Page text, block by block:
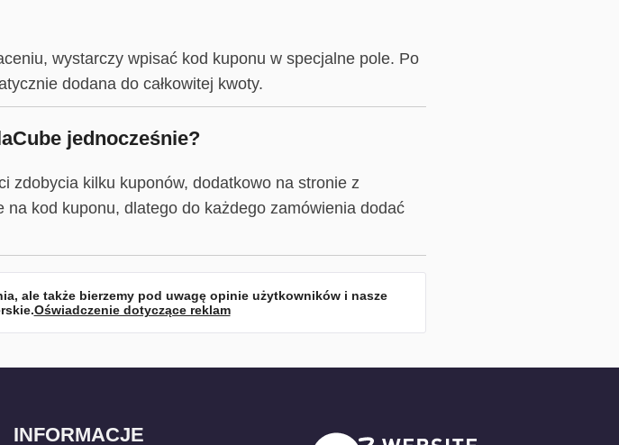
wystarczy wpisać kod kuponu w specjalne pole. Po
dodana do całkowitej kwoty.
jednocześnie?
zdobycia kilku kuponów, dodatkowo na stronie z
kod kuponu, dlatego do każdego zamówienia dodać
ale także bierzemy pod uwagę opinie użytkowników i nasze
Oświadczenie dotyczące reklam
INFORMACJE